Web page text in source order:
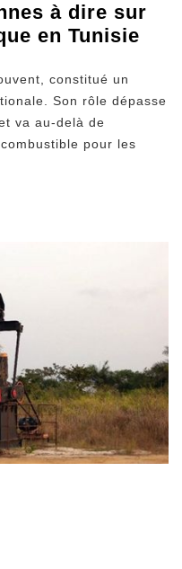
à dire sur
en Tunisie
constitué un
Son rôle dépasse
va au-delà de
pour les